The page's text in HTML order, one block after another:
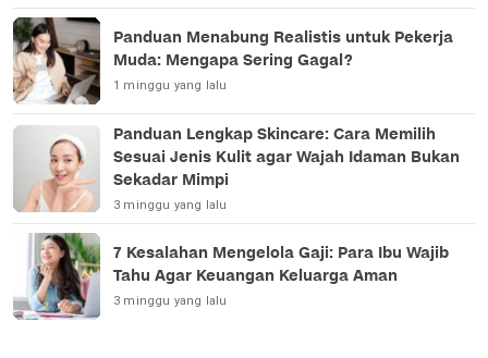
Panduan Menabung Realistis untuk Pekerja
Muda: Mengapa Sering Gagal?
1 minggu yang lalu
Panduan Lengkap Skincare: Cara Memilih
Sesuai Jenis Kulit agar Wajah Idaman Bukan
Sekadar Mimpi
3 minggu yang lalu
7 Kesalahan Mengelola Gaji: Para Ibu Wajib
Tahu Agar Keuangan Keluarga Aman
3 minggu yang lalu